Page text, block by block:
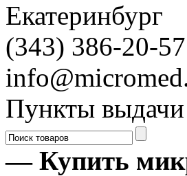
Екатеринбург
(343) 386-20-57
Пункты выдачи
— Купить